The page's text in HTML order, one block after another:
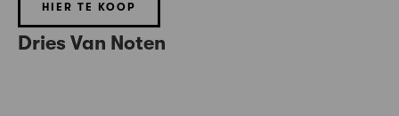
HIER TE KOOP
Dries Van Noten